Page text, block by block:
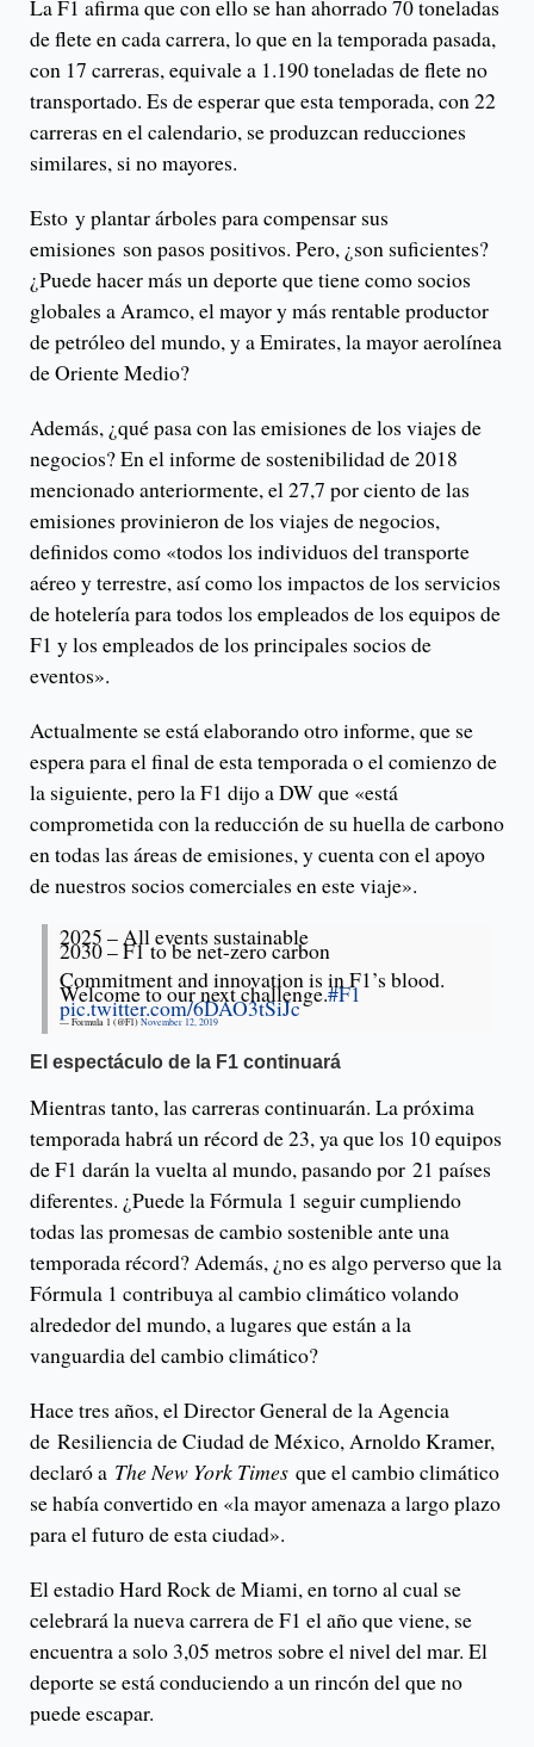
La F1 afirma que con ello se han ahorrado 70 toneladas
de flete en cada carrera, lo que en la temporada pasada,
con 17 carreras, equivale a 1.190 toneladas de flete no
transportado. Es de esperar que esta temporada, con 22
carreras en el calendario, se produzcan reducciones
similares, si no mayores.
Esto y plantar árboles para compensar sus
emisiones son pasos positivos. Pero, ¿son suficientes?
¿Puede hacer más un deporte que tiene como socios
globales a Aramco, el mayor y más rentable productor
de petróleo del mundo, y a Emirates, la mayor aerolínea
de Oriente Medio?
Además, ¿qué pasa con las emisiones de los viajes de
negocios? En el informe de sostenibilidad de 2018
mencionado anteriormente, el 27,7 por ciento de las
emisiones provinieron de los viajes de negocios,
definidos como «todos los individuos del transporte
aéreo y terrestre, así como los impactos de los servicios
de hotelería para todos los empleados de los equipos de
F1 y los empleados de los principales socios de
eventos».
Actualmente se está elaborando otro informe, que se
espera para el final de esta temporada o el comienzo de
la siguiente, pero la F1 dijo a DW que «está
comprometida con la reducción de su huella de carbono
en todas las áreas de emisiones, y cuenta con el apoyo
de nuestros socios comerciales en este viaje».
2025 – All events sustainable
2030 – F1 to be net-zero carbon
Commitment and innovation is in F1’s blood.
Welcome to our next challenge.#F1
pic.twitter.com/6DAO3tSiJc
— Formula 1 (@F1) November 12, 2019
El espectáculo de la F1 continuará
Mientras tanto, las carreras continuarán. La próxima
temporada habrá un récord de 23, ya que los 10 equipos
de F1 darán la vuelta al mundo, pasando por 21 países
diferentes. ¿Puede la Fórmula 1 seguir cumpliendo
todas las promesas de cambio sostenible ante una
temporada récord? Además, ¿no es algo perverso que la
Fórmula 1 contribuya al cambio climático volando
alrededor del mundo, a lugares que están a la
vanguardia del cambio climático?
Hace tres años, el Director General de la Agencia
de Resiliencia de Ciudad de México, Arnoldo Kramer,
declaró a The New York Times que el cambio climático
se había convertido en «la mayor amenaza a largo plazo
para el futuro de esta ciudad».
El estadio Hard Rock de Miami, en torno al cual se
celebrará la nueva carrera de F1 el año que viene, se
encuentra a solo 3,05 metros sobre el nivel del mar. El
deporte se está conduciendo a un rincón del que no
puede escapar.